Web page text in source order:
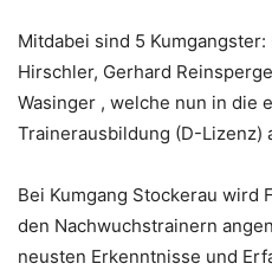
Mitdabei sind 5
Hirschler, Gerhard
Wasinger , welche nun in die
Trainerausbildung (D-Lizenz)
Bei Kumgang Stockerau wird
den Nachwuchstrainern
neusten Erkenntnisse und